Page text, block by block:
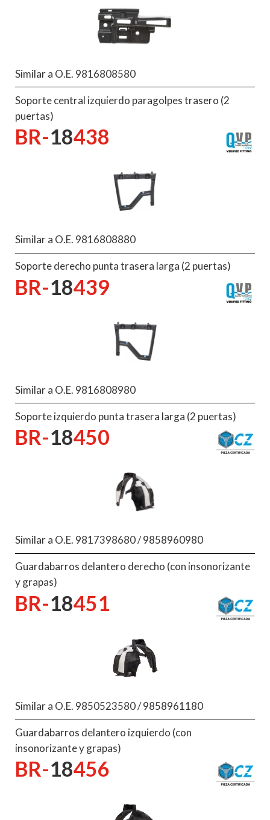
Similar a O.E. 9816808580
Soporte central izquierdo paragolpes trasero (2
puertas)
BR-18438
Similar a O.E. 9816808880
Soporte derecho punta trasera larga (2 puertas)
BR-18439
Similar a O.E. 9816808980
Soporte izquierdo punta trasera larga (2 puertas)
BR-18450
Similar a O.E. 9817398680 / 9858960980
Guardabarros delantero derecho (con insonorizante
y grapas)
BR-18451
Similar a O.E. 9850523580 / 9858961180
Guardabarros delantero izquierdo (con
insonorizante y grapas)
BR-18456